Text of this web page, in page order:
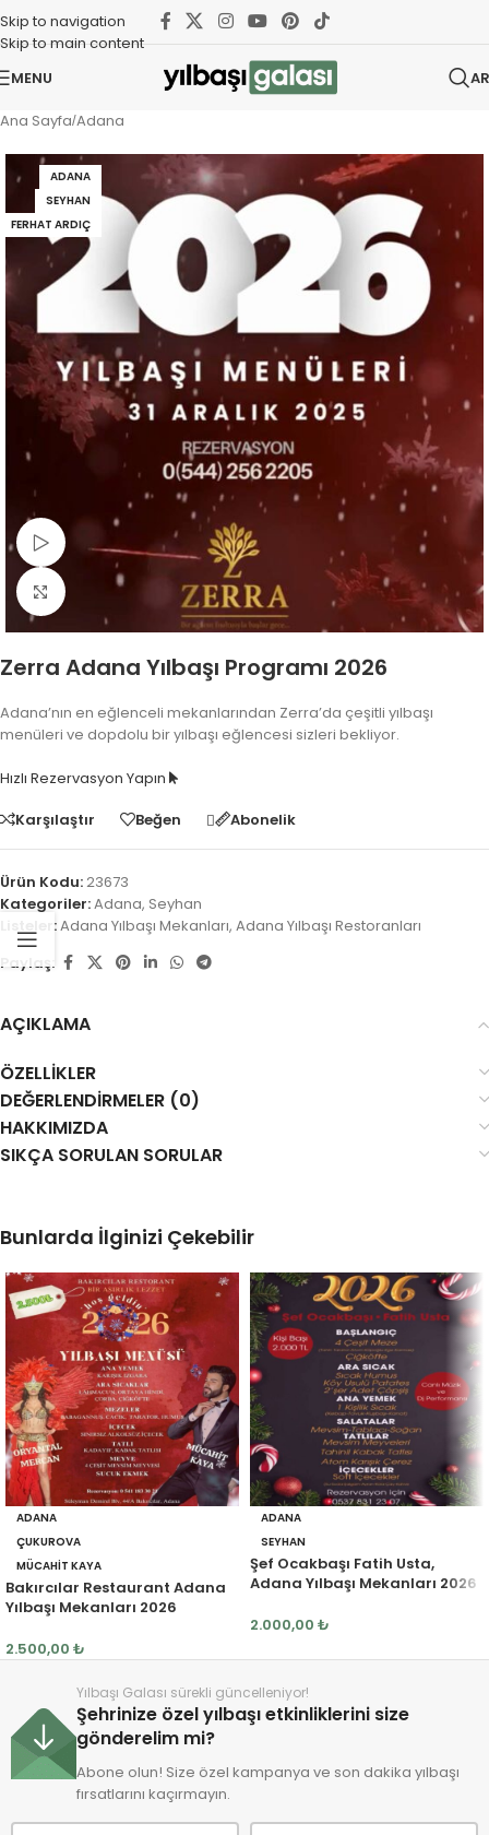
Skip to navigation
Skip to main content
MENU
Ana Sayfa/Adana
ADANA
SEYHAN
FERHAT ARDIÇ
Video İzle
Fotoğrafı Büyüt
Zerra Adana Yılbaşı Programı 2026
Adana’nın en eğlenceli mekanlarından Zerra’da çeşitli yılbaşı
menüleri ve dopdolu bir yılbaşı eğlencesi sizleri bekliyor.
Hızlı Rezervasyon Yapın
Karşılaştır
Beğen Abonelik
Ürün Kodu:23673
Kategoriler:Adana, Seyhan
Listeler:Adana Yılbaşı Mekanları, Adana Yılbaşı Restoranları
Paylaş:
AÇIKLAMA
ÖZELLIKLER
DEĞERLENDIRMELER (0)
HAKKIMIZDA
SIKÇA SORULAN SORULAR
Bunlarda İlginizi Çekebilir
ADANA
ÇUKUROVA
MÜCAHIT KAYA
Bakırcılar Restaurant Adana
Yılbaşı Mekanları 2026
2.500,00 ₺
ADANA
SEYHAN
Şef Ocakbaşı Fatih Usta,
Adana Yılbaşı Mekanları 2026
2.000,00 ₺
Yılbaşı Galası sürekli güncelleniyor!
Şehrinize özel yılbaşı etkinliklerini size
gönderelim mi?
Abone olun! Size özel kampanya ve son dakika yılbaşı
fırsatlarını kaçırmayın.